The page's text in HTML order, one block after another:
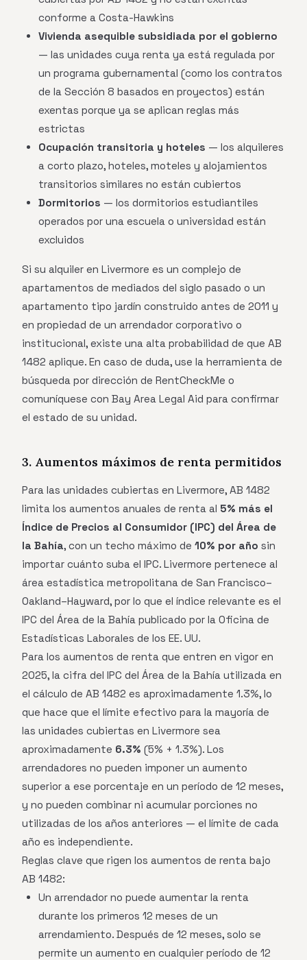
conforme a Costa-Hawkins
Vivienda asequible subsidiada por el gobierno
— las unidades cuya renta ya está regulada por
un programa gubernamental (como los contratos
de la Sección 8 basados en proyectos) están
exentas porque ya se aplican reglas más
estrictas
Ocupación transitoria y hoteles — los alquileres
a corto plazo, hoteles, moteles y alojamientos
transitorios similares no están cubiertos
Dormitorios — los dormitorios estudiantiles
operados por una escuela o universidad están
excluidos
Si su alquiler en Livermore es un complejo de
apartamentos de mediados del siglo pasado o un
apartamento tipo jardín construido antes de 2011 y
en propiedad de un arrendador corporativo o
institucional, existe una alta probabilidad de que AB
1482 aplique. En caso de duda, use la herramienta de
búsqueda por dirección de RentCheckMe o
comuníquese con Bay Area Legal Aid para confirmar
el estado de su unidad.
3. Aumentos máximos de renta permitidos
Para las unidades cubiertas en Livermore, AB 1482
limita los aumentos anuales de renta al 5% más el
Índice de Precios al Consumidor (IPC) del Área de
la Bahía, con un techo máximo de 10% por año sin
importar cuánto suba el IPC. Livermore pertenece al
área estadística metropolitana de San Francisco–
Oakland–Hayward, por lo que el índice relevante es el
IPC del Área de la Bahía publicado por la Oficina de
Estadísticas Laborales de los EE. UU.
Para los aumentos de renta que entren en vigor en
2025, la cifra del IPC del Área de la Bahía utilizada en
el cálculo de AB 1482 es aproximadamente 1.3%, lo
que hace que el límite efectivo para la mayoría de
las unidades cubiertas en Livermore sea
aproximadamente 6.3% (5% + 1.3%). Los
arrendadores no pueden imponer un aumento
superior a ese porcentaje en un período de 12 meses,
y no pueden combinar ni acumular porciones no
utilizadas de los años anteriores — el límite de cada
año es independiente.
Reglas clave que rigen los aumentos de renta bajo
AB 1482:
Un arrendador no puede aumentar la renta
durante los primeros 12 meses de un
arrendamiento. Después de 12 meses, solo se
permite un aumento en cualquier período de 12